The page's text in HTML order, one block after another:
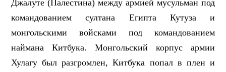
Джалуте (Палестина) между армией мусульман под
командованием султана Египта Кутуза и
монгольскими войсками под командованием
наймана Китбука. Монгольский корпус армии
Хулагу был разгромлен, Китбука попал в плен и